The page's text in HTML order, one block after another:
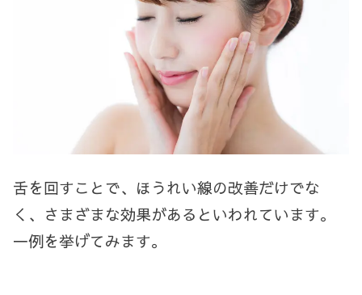
舌を回すことで、ほうれい線の改善だけでな
く、さまざまな効果があるといわれています。
一例を挙げてみます。